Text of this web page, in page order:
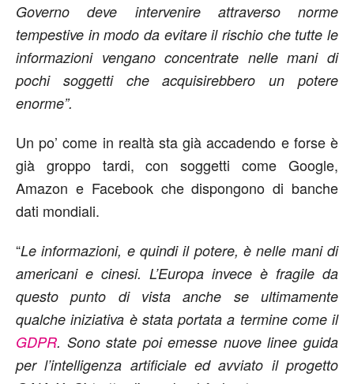
Governo deve intervenire attraverso norme
tempestive in modo da evitare il rischio che tutte le
informazioni vengano concentrate nelle mani di
pochi soggetti che acquisirebbero un potere
enorme”.
Un po’ come in realtà sta già accadendo e forse è
già groppo tardi, con soggetti come Google,
Amazon e Facebook che dispongono di banche
dati mondiali.
“Le informazioni, e quindi il potere, è nelle mani di
americani e cinesi. L’Europa invece è fragile da
questo punto di vista anche se ultimamente
qualche iniziativa è stata portata a termine come il
GDPR. Sono state poi emesse nuove linee guida
per l’intelligenza artificiale ed avviato il progetto